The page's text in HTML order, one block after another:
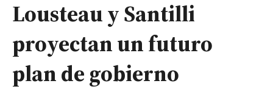
Lousteau y Santilli
proyectan un futuro
plan de gobierno